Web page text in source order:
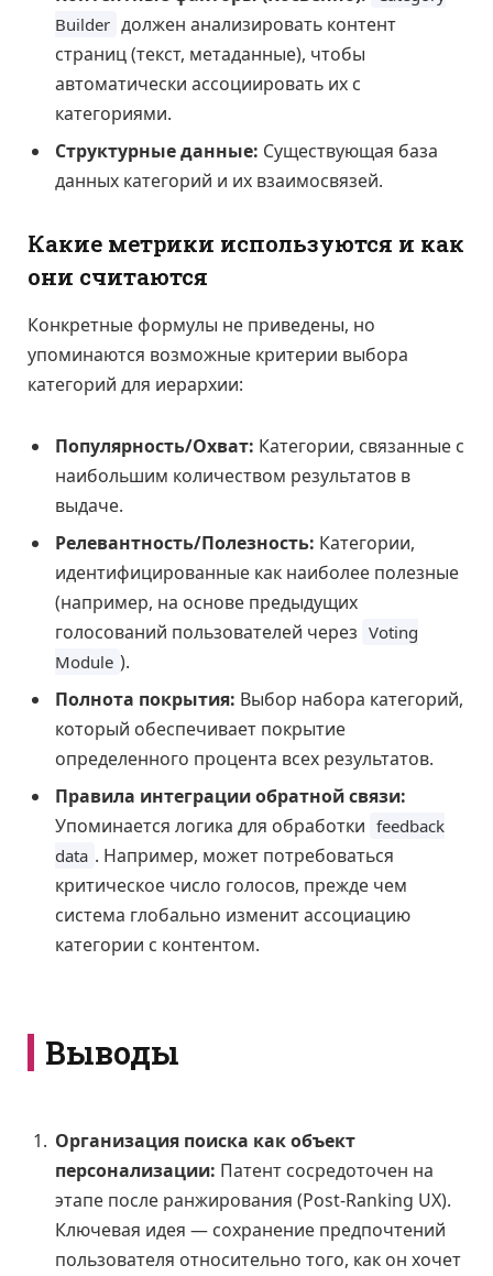
Builder должен анализировать контент
страниц (текст, метаданные), чтобы
автоматически ассоциировать их с
категориями.
Структурные данные: Существующая база
данных категорий и их взаимосвязей.
Какие метрики используются и как
они считаются
Конкретные формулы не приведены, но
упоминаются возможные критерии выбора
категорий для иерархии:
Популярность/Охват: Категории, связанные с
наибольшим количеством результатов в
выдаче.
Релевантность/Полезность: Категории,
идентифицированные как наиболее полезные
(например, на основе предыдущих
голосований пользователей через Voting
Module ).
Полнота покрытия: Выбор набора категорий,
который обеспечивает покрытие
определенного процента всех результатов.
Правила интеграции обратной связи:
Упоминается логика для обработки feedback
data . Например, может потребоваться
критическое число голосов, прежде чем
система глобально изменит ассоциацию
категории с контентом.
Выводы
Организация поиска как объект
персонализации: Патент сосредоточен на
этапе после ранжирования (Post-Ranking UX).
Ключевая идея — сохранение предпочтений
пользователя относительно того, как он хочет